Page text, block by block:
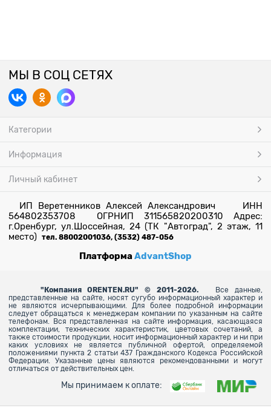
МЫ В СОЦ СЕТЯХ
Категории
Информация
Личный кабинет
ИП Веретенников Алексей Александрович ИНН
564802353708 ОГРНИП 311565820200310 Адрес:
г.Оренбург, ул.Шоссейная, 24 (ТК "Автоград", 2 этаж, 11
место) тел. 88002001036, (3532) 487-056
ПлатформаAdvantShop
" Компания ORENTEN.RU" © 2011-2026.
Все данные,
представленные на сайте, носят сугубо информационный характер и
не являются исчерпывающими. Для более подробной информации
следует обращаться к менеджерам компании по указанным на сайте
телефонам. Вся представленная на сайте информация, касающаяся
комплектации, технических характеристик, цветовых сочетаний, а
также стоимости продукции, носит информационный характер и ни при
каких условиях не является публичной офертой, определяемой
положениями пункта 2 статьи 437 Гражданского Кодекса Российской
Федерации. Указанные цены являются рекомендованными и могут
отличаться от действительных цен.
Мы принимаем к оплате: